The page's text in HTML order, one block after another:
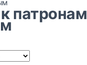
патронам